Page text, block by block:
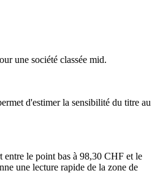
une société classée mid.
d'estimer la sensibilité du titre au
entre le point bas à 98,30 CHF et le
une lecture rapide de la zone de